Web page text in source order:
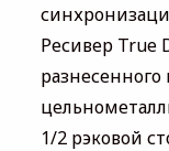
Ресивер True
1/2 рэковой